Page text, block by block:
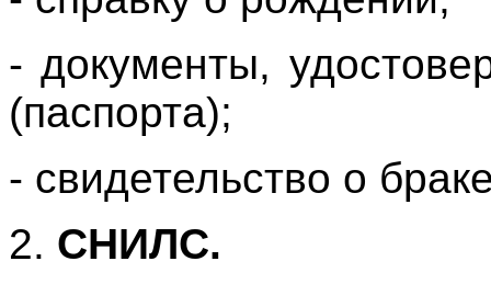
- документы,
(паспорта);
- свидетельство о
2. СНИЛС.